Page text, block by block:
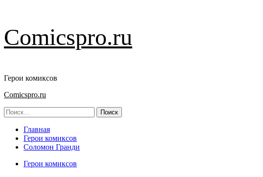
к
содержимому
Comicspro.ru
Герои комиксов
Основное
Comicspro.ru
Найти:
Главная
Герои комиксов
Соломон Гранди
Герои комиксов